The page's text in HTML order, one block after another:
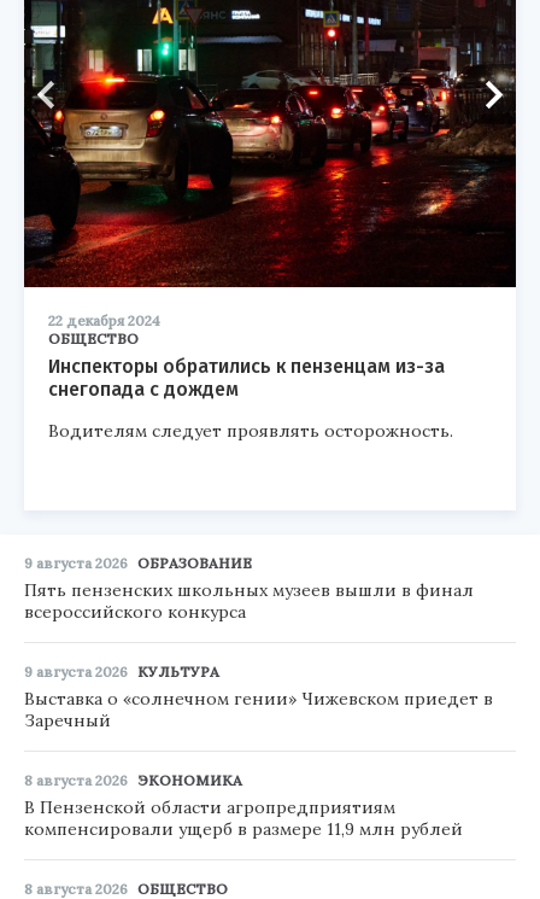
22 декабря 2024
ОБЩЕСТВО
Инспекторы обратились к пензенцам из-за
снегопада с дождем
Водителям следует проявлять осторожность.
9 августа 2026 ОБРАЗОВАНИЕ
Пять пензенских школьных музеев вышли в финал
всероссийского конкурса
9 августа 2026 КУЛЬТУРА
Выставка о «солнечном гении» Чижевском приедет в
Заречный
8 августа 2026 ЭКОНОМИКА
В Пензенской области агропредприятиям
компенсировали ущерб в размере 11,9 млн рублей
8 августа 2026 ОБЩЕСТВО